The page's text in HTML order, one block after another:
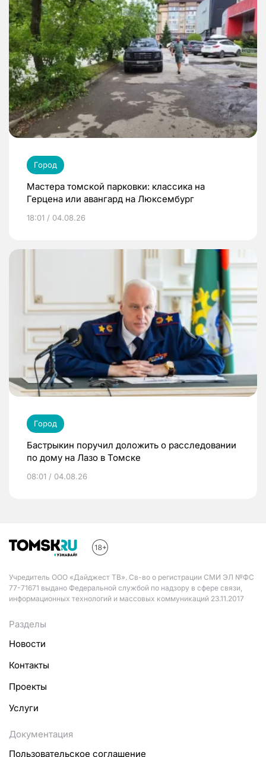
Город
Мастера томской парковки: классика на
Герцена или авангард на Люксембург
18:01 / 04.08.26
Город
Бастрыкин поручил доложить о расследовании
по дому на Лазо в Томске
08:01 / 04.08.26
Учредитель ООО «Дайджест ТВ». Св-во о регистрации СМИ ЭЛ №ФС
77-71671 выдано Федеральной службой по надзору в сфере связи,
информационных технологий и массовых коммуникаций 23.11.2017
Разделы
Новости
Контакты
Проекты
Услуги
Документация
Пользовательское соглашение